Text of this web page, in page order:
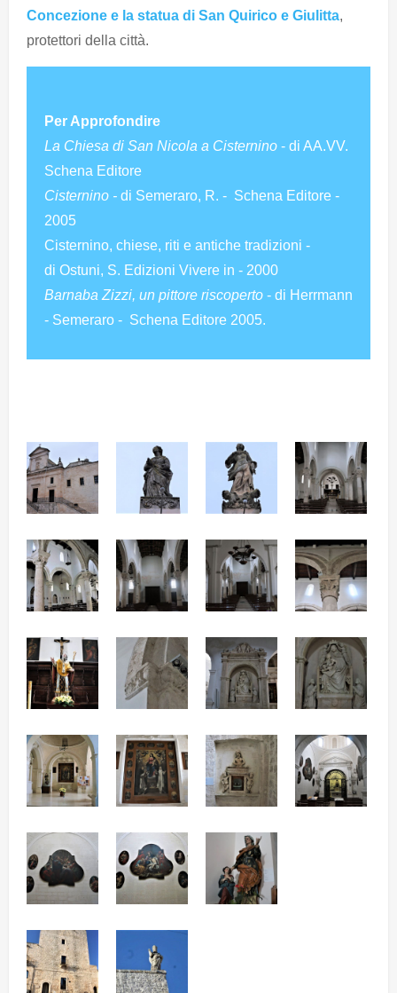
Concezione e la statua di San Quirico e Giulitta,
protettori della città.
Per Approfondire
La Chiesa di San Nicola a Cisternino - di AA.VV.
Schena Editore
Cisternino - di Semeraro, R. - Schena Editore -
2005
Cisternino, chiese, riti e antiche tradizioni -
di Ostuni, S. Edizioni Vivere in - 2000
Barnaba Zizzi, un pittore riscoperto - di Herrmann
- Semeraro - Schena Editore 2005.